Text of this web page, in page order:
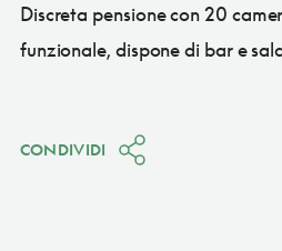
Discreta pensione con 20
funzionale, dispone di bar e
CONDIVIDI